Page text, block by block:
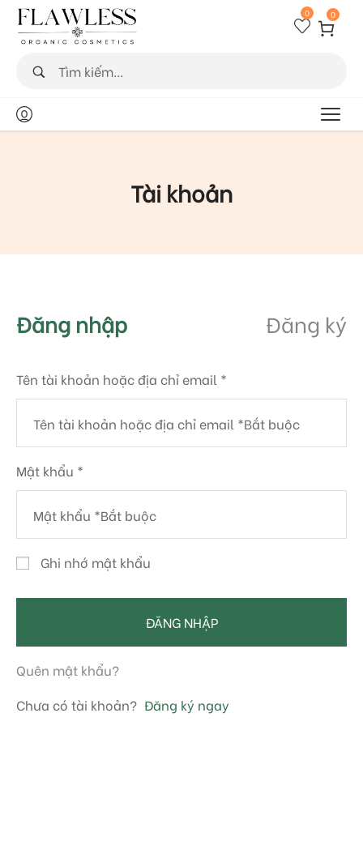
0 0
Tài khoản
Đăng nhập
Tên tài khoản hoặc địa chỉ email *
Mật khẩu *
Ghi nhớ mật khẩu
ĐĂNG NHẬP
Quên mật khẩu?
Chưa có tài khoản? Đăng ký ngay
Đăng ký